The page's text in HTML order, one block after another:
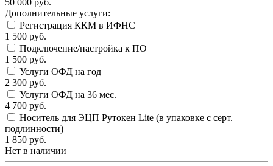
Дополнительные услуги:
Регистрация ККМ в ИФНС
1 500 руб.
Подключение/настройка к ПО
1 500 руб.
Услуги ОФД на год
2 300 руб.
Услуги ОФД на 36 мес.
4 700 руб.
Носитель для ЭЦП Рутокен Lite (в упаковке с серт.
подлинности)
1 850 руб.
Нет в наличии